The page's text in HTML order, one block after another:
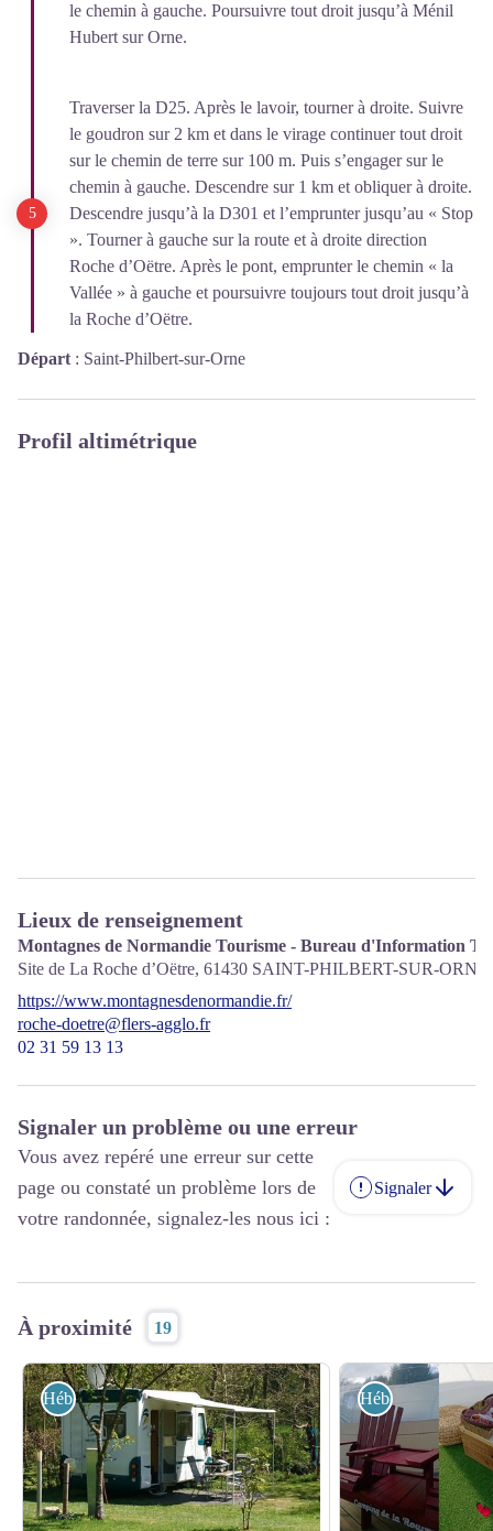
le chemin à gauche. Poursuivre tout droit jusqu’à Ménil
Hubert sur Orne.
Traverser la D25. Après le lavoir, tourner à droite. Suivre
le goudron sur 2 km et dans le virage continuer tout droit
sur le chemin de terre sur 100 m. Puis s’engager sur le
chemin à gauche. Descendre sur 1 km et obliquer à droite.
Descendre jusqu’à la D301 et l’emprunter jusqu’au « Stop
». Tourner à gauche sur la route et à droite direction
Roche d’Oëtre. Après le pont, emprunter le chemin « la
Vallée » à gauche et poursuivre toujours tout droit jusqu’à
la Roche d’Oëtre.
Départ : Saint-Philbert-sur-Orne
Profil altimétrique
Lieux de renseignement
Montagnes de Normandie Tourisme - Bureau d'Information
Site de La Roche d’Oëtre, 61430 SAINT-PHILBERT-SUR-ORNE
https://www.montagnesdenormandie.fr/
roche-doetre@flers-agglo.fr
02 31 59 13 13
Signaler un problème ou une erreur
Vous avez repéré une erreur sur cette
page ou constaté un problème lors de
votre randonnée, signalez-les nous ici :
Signaler
À proximité 19
Hébergements Hébergements